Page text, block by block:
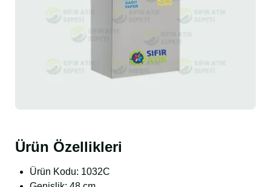
Ürün Özellikleri
Ürün Kodu: 1032C